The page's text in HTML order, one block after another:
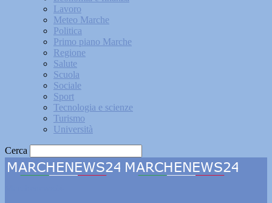
Lavoro
Meteo Marche
Politica
Primo piano Marche
Regione
Salute
Scuola
Sociale
Sport
Tecnologia e scienze
Turismo
Università
Cerca